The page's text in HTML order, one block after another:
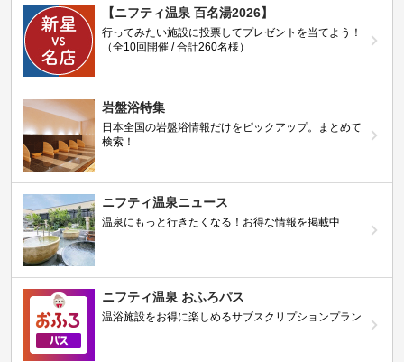
【ニフティ温泉 百名湯2026】
行ってみたい施設に投票してプレゼントを当てよう！
（全10回開催 / 合計260名様）
岩盤浴特集
日本全国の岩盤浴情報だけをピックアップ。まとめて
検索！
ニフティ温泉ニュース
温泉にもっと行きたくなる！お得な情報を掲載中
ニフティ温泉 おふろパス
温浴施設をお得に楽しめるサブスクリプションプラン